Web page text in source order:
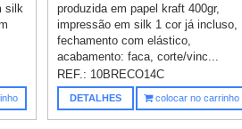
silk
produzida em papel kraft 400gr,
impressão em silk 1 cor já incluso,
fechamento com elástico,
acabamento: faca, corte/vinc...
REF.: 10BRECO14C
DETALHES colocar no carrinho